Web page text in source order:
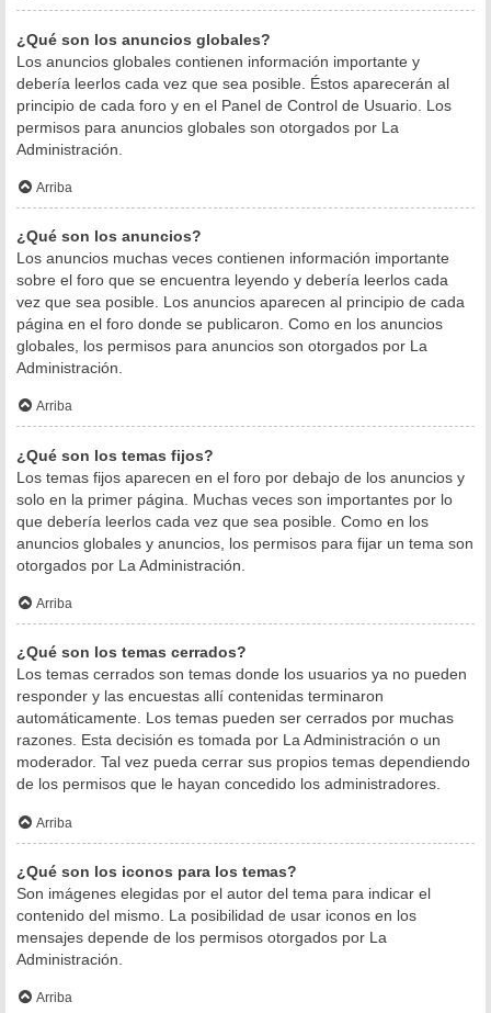
¿Qué son los anuncios globales?
Los anuncios globales contienen información importante y
debería leerlos cada vez que sea posible. Éstos aparecerán al
principio de cada foro y en el Panel de Control de Usuario. Los
permisos para anuncios globales son otorgados por La
Administración.
Arriba
¿Qué son los anuncios?
Los anuncios muchas veces contienen información importante
sobre el foro que se encuentra leyendo y debería leerlos cada
vez que sea posible. Los anuncios aparecen al principio de cada
página en el foro donde se publicaron. Como en los anuncios
globales, los permisos para anuncios son otorgados por La
Administración.
Arriba
¿Qué son los temas fijos?
Los temas fijos aparecen en el foro por debajo de los anuncios y
solo en la primer página. Muchas veces son importantes por lo
que debería leerlos cada vez que sea posible. Como en los
anuncios globales y anuncios, los permisos para fijar un tema son
otorgados por La Administración.
Arriba
¿Qué son los temas cerrados?
Los temas cerrados son temas donde los usuarios ya no pueden
responder y las encuestas allí contenidas terminaron
automáticamente. Los temas pueden ser cerrados por muchas
razones. Esta decisión es tomada por La Administración o un
moderador. Tal vez pueda cerrar sus propios temas dependiendo
de los permisos que le hayan concedido los administradores.
Arriba
¿Qué son los iconos para los temas?
Son imágenes elegidas por el autor del tema para indicar el
contenido del mismo. La posibilidad de usar iconos en los
mensajes depende de los permisos otorgados por La
Administración.
Arriba